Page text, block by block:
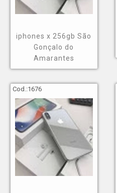
iphones x 256gb São
Gonçalo do
Amarantes
Cod.:1676